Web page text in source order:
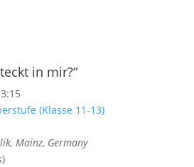
in mir?“
(Klasse 11-13)
Mainz, Germany